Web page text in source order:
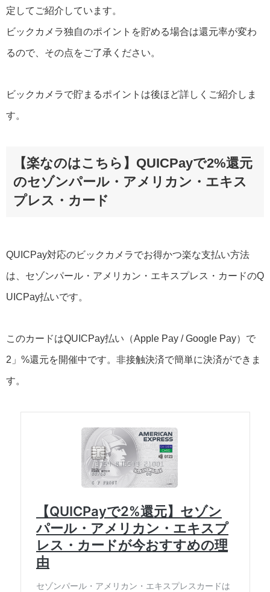
定してご紹介しています。
ビックカメラ独自のポイントを貯める場合は還元率が変わ
るので、その点をご了承ください。
ビックカメラで貯まるポイントは後ほど詳しくご紹介しま
す。
【楽なのはこちら】QUICPayで2%還元
のセゾンパール・アメリカン・エキス
プレス・カード
QUICPay対応のビックカメラでお得かつ楽な支払い方法
は、セゾンパール・アメリカン・エキスプレス・カードのQ
UICPay払いです。
このカードはQUICPay払い（Apple Pay / Google Pay）で
2」%還元を開催中です。非接触決済で簡単に決済ができま
す。